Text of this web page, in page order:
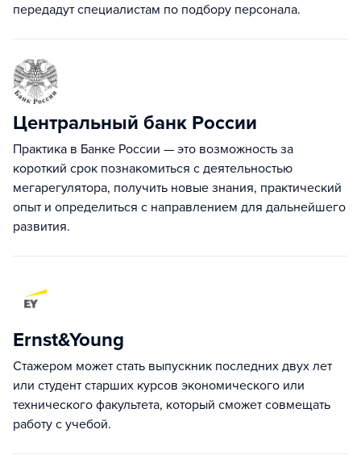
передадут специалистам по подбору персонала.
Центральный банк России
Практика в Банке России — это возможность за
короткий срок познакомиться с деятельностью
мегарегулятора, получить новые знания, практический
опыт и определиться с направлением для дальнейшего
развития.
Ernst&Young
Стажером может стать выпускник последних двух лет
или студент старших курсов экономического или
технического факультета, который сможет совмещать
работу с учебой.